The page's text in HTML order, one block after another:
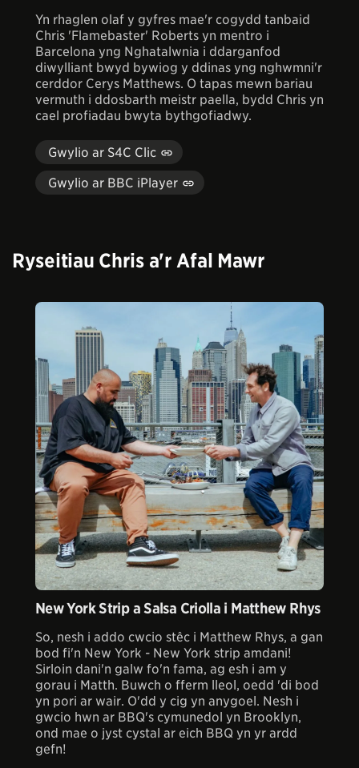
Yn rhaglen olaf y gyfres mae'r cogydd tanbaid
Chris 'Flamebaster' Roberts yn mentro i
Barcelona yng Nghatalwnia i ddarganfod
diwylliant bwyd bywiog y ddinas yng nghwmni'r
cerddor Cerys Matthews. O tapas mewn bariau
vermuth i ddosbarth meistr paella, bydd Chris yn
cael profiadau bwyta bythgofiadwy.
Gwylio ar S4C Clic
Gwylio ar BBC iPlayer
Ryseitiau Chris a'r Afal Mawr
New York Strip a Salsa Criolla i Matthew Rhys
So, nesh i addo cwcio stêc i Matthew Rhys, a gan
bod fi'n New York - New York strip amdani!
Sirloin dani'n galw fo'n fama, ag esh i am y
gorau i Matth. Buwch o fferm lleol, oedd 'di bod
yn pori ar wair. O'dd y cig yn anygoel. Nesh i
gwcio hwn ar BBQ's cymunedol yn Brooklyn,
ond mae o jyst cystal ar eich BBQ yn yr ardd
gefn!